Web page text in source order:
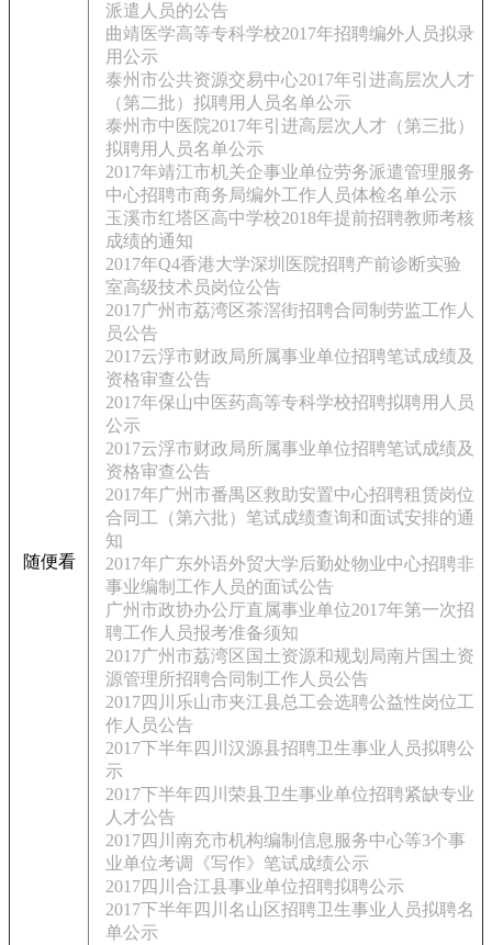
随便看
派遣人员的公告
曲靖医学高等专科学校2017年招聘编外人员拟录
用公示
泰州市公共资源交易中心2017年引进高层次人才
（第二批）拟聘用人员名单公示
泰州市中医院2017年引进高层次人才（第三批）
拟聘用人员名单公示
2017年靖江市机关企事业单位劳务派遣管理服务
中心招聘市商务局编外工作人员体检名单公示
玉溪市红塔区高中学校2018年提前招聘教师考核
成绩的通知
2017年Q4香港大学深圳医院招聘产前诊断实验
室高级技术员岗位公告
2017广州市荔湾区茶滘街招聘合同制劳监工作人
员公告
2017云浮市财政局所属事业单位招聘笔试成绩及
资格审查公告
2017年保山中医药高等专科学校招聘拟聘用人员
公示
2017云浮市财政局所属事业单位招聘笔试成绩及
资格审查公告
2017年广州市番禺区救助安置中心招聘租赁岗位
合同工（第六批）笔试成绩查询和面试安排的通
知
2017年广东外语外贸大学后勤处物业中心招聘非
事业编制工作人员的面试公告
广州市政协办公厅直属事业单位2017年第一次招
聘工作人员报考准备须知
2017广州市荔湾区国土资源和规划局南片国土资
源管理所招聘合同制工作人员公告
2017四川乐山市夹江县总工会选聘公益性岗位工
作人员公告
2017下半年四川汉源县招聘卫生事业人员拟聘公
示
2017下半年四川荣县卫生事业单位招聘紧缺专业
人才公告
2017四川南充市机构编制信息服务中心等3个事
业单位考调《写作》笔试成绩公示
2017四川合江县事业单位招聘拟聘公示
2017下半年四川名山区招聘卫生事业人员拟聘名
单公示